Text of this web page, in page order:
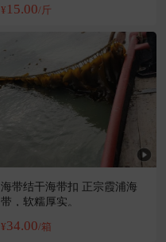
¥ 15.00/斤
海带结干海带扣 正宗霞浦海
带，软糯厚实。
¥34.00/箱